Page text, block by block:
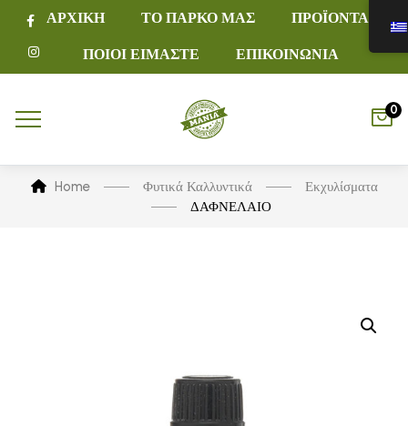
ΑΡΧΙΚΗ ΤΟ ΠΑΡΚΟ ΜΑΣ ΠΡΟΪΟΝΤΑ
ΠΟΙΟΙ ΕΙΜΑΣΤΕ ΕΠΙΚΟΙΝΩΝΙΑ
0
Home Φυτικά Καλλυντικά
Εκχυλίσματα
ΔΑΦΝΕΛΑΙΟ